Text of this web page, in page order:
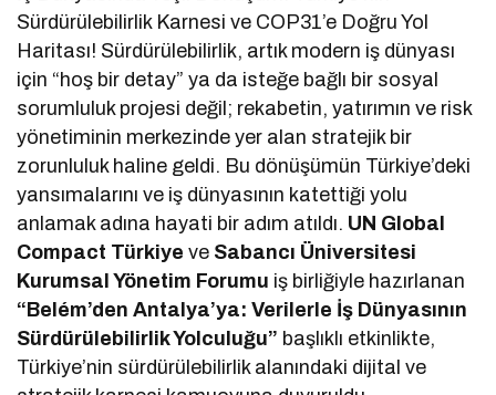
Sürdürülebilirlik Karnesi ve COP31’e Doğru Yol
Haritası! Sürdürülebilirlik, artık modern iş dünyası
için “hoş bir detay” ya da isteğe bağlı bir sosyal
sorumluluk projesi değil; rekabetin, yatırımın ve risk
yönetiminin merkezinde yer alan stratejik bir
zorunluluk haline geldi. Bu dönüşümün Türkiye’deki
yansımalarını ve iş dünyasının katettiği yolu
anlamak adına hayati bir adım atıldı. UN Global
Compact Türkiye ve Sabancı Üniversitesi
Kurumsal Yönetim Forumu iş birliğiyle hazırlanan
“Belém’den Antalya’ya: Verilerle İş Dünyasının
Sürdürülebilirlik Yolculuğu” başlıklı etkinlikte,
Türkiye’nin sürdürülebilirlik alanındaki dijital ve